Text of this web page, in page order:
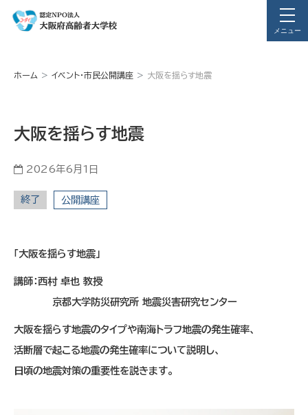
メニュー
ホーム イベント・市民公開講座 大阪を揺らす地震
大阪を揺らす地震
2026年6月1日
終了 公開講座
「大阪を揺らす地震」
講師：西村 卓也 教授
京都大学防災研究所 地震災害研究センター
大阪を揺らす地震のタイプや南海トラフ地震の発生確率、
活断層で起こる地震の発生確率について説明し、
日頃の地震対策の重要性を説きます。